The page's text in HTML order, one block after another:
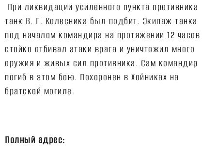
При ликвидации усиленного пункта противника
танк В. Г. Колесника был подбит. Экипаж танка
под началом командира на протяжении 12 часов
стойко отбивал атаки врага и уничтожил много
оружия и живых сил противника. Сам командир
погиб в этом бою. Похоронен в Хойниках на
братской могиле.
Полный адрес: